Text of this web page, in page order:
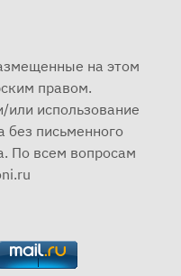
на этом
правом.
или использование
без письменного
По всем вопросам